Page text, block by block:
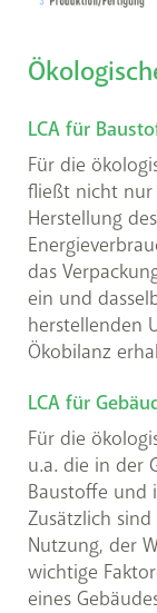
LCA für
Für die
fließt nicht nur
Herstellung
das
ein und
herstellenden
Ökobilanz
LCA für
Für die
u.a. die in der
Baustoffe und
Zusätzlich
Nutzung, der
wichtige
eines